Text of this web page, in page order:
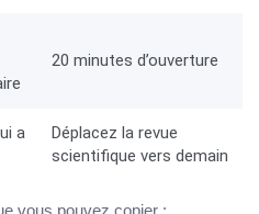
20 minutes d’ouverture
a
Déplacez la revue
scientifique vers demain